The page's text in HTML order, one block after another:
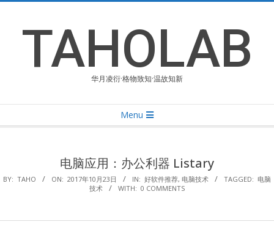
contentTAHOLAB
华月凌衍·格物致知·温故知新
Navigation
Menu
电脑应用：办公利器 Listary
BY: TAHO ON: 2017年10月23日 IN: 好软件推荐, 电脑技术 TAGGED: 电脑
技术
WITH: 0 COMMENTS